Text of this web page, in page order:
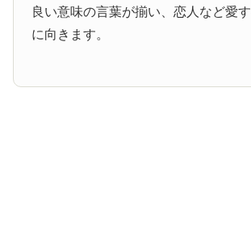
良い意味の言葉が揃い、恋人など愛
に向きます。